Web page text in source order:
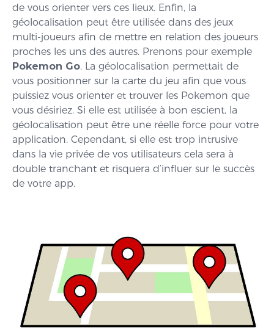
de vous orienter vers ces lieux. Enfin, la
géolocalisation peut être utilisée dans des jeux
multi-joueurs afin de mettre en relation des joueurs
proches les uns des autres. Prenons pour exemple
Pokemon Go. La géolocalisation permettait de
vous positionner sur la carte du jeu afin que vous
puissiez vous orienter et trouver les Pokemon que
vous désiriez. Si elle est utilisée à bon escient, la
géolocalisation peut être une réelle force pour votre
application. Cependant, si elle est trop intrusive
dans la vie privée de vos utilisateurs cela sera à
double tranchant et risquera d’influer sur le succès
de votre app.